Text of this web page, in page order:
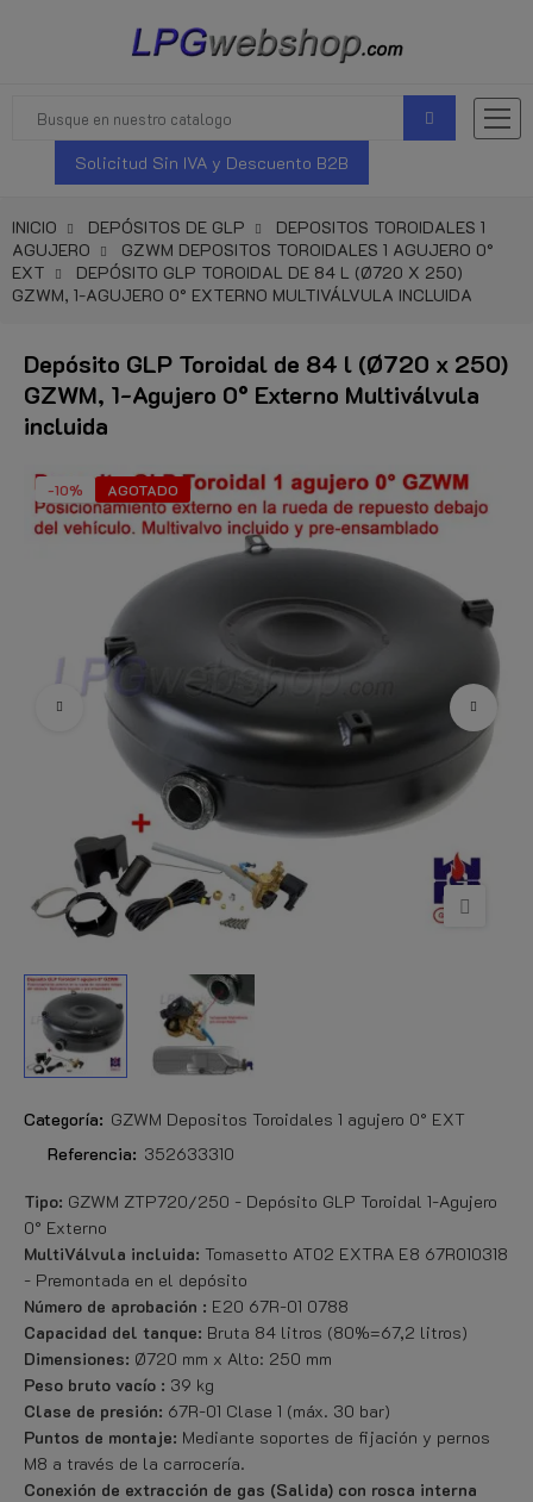
Solicitud Sin IVA y Descuento B2B
INICIO DEPÓSITOS DE GLP
DEPOSITOS TOROIDALES 1
AGUJERO
GZWM DEPOSITOS TOROIDALES 1 AGUJERO 0°
EXT
DEPÓSITO GLP TOROIDAL DE 84 L (Ø720 X 250)
GZWM, 1-AGUJERO 0° EXTERNO MULTIVÁLVULA INCLUIDA
Depósito GLP Toroidal de 84 l (Ø720 x 250)
GZWM, 1-Agujero 0° Externo Multiválvula
incluida
-10% AGOTADO
Categoría: GZWM Depositos Toroidales 1 agujero 0° EXT
Referencia: 352633310
Tipo: GZWM ZTP720/250 - Depósito GLP Toroidal 1-Agujero
0° Externo
MultiVálvula incluida: Tomasetto AT02 EXTRA E8 67R010318
- Premontada en el depósito
Número de aprobación : E20 67R-01 0788
Capacidad del tanque: Bruta 84 litros (80%=67,2 litros)
Dimensiones: Ø720 mm x Alto: 250 mm
Peso bruto vacío : 39 kg
Clase de presión: 67R-01 Clase 1 (máx. 30 bar)
Puntos de montaje: Mediante soportes de fijación y pernos
M8 a través de la carrocería.
Conexión de extracción de gas (Salida) con rosca interna